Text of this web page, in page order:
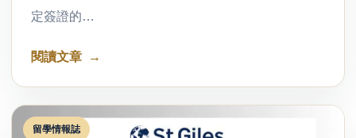
定簽證的…
閱讀文章
留學情報誌